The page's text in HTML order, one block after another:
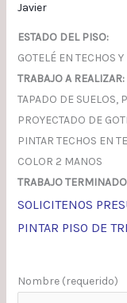
Javier
ESTADO DEL PISO:
GOTELÉ EN TECHOS Y
TRABAJO A REALIZAR:
TAPADO DE SUELOS,
PROYECTADO DE
PINTAR TECHOS EN
COLOR 2 MANOS
TRABAJO TERMINADO
SOLICITENOS
PINTAR PISO DE
Nombre (requerido)